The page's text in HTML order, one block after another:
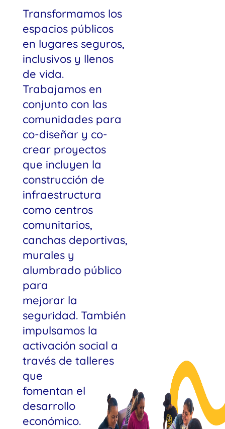
Transformamos los
espacios públicos
en lugares seguros,
inclusivos y llenos
de vida.
Trabajamos en
conjunto con las
comunidades para
co-diseñar y co-
crear proyectos
que incluyen la
construcción de
infraestructura
como centros
comunitarios,
canchas deportivas,
murales y
alumbrado público
para
mejorar la
seguridad. También
impulsamos la
activación social a
través de talleres
que
fomentan el
desarrollo
económico.